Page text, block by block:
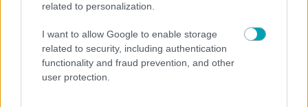
related to personalization.
I want to allow Google to enable storage
related to security, including authentication
functionality and fraud prevention, and other
user protection.
ΔΙΑΒΑΣΤΕ
ΠΕΡΙΣΣΟΤΕΡΑ